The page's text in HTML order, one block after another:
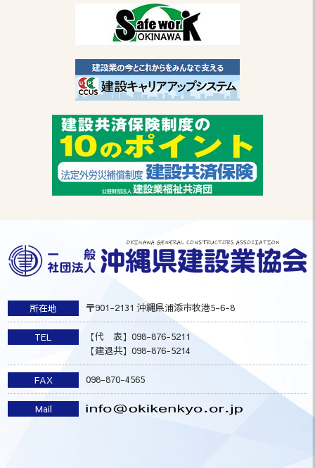
所在地 〒901-2131 沖縄県浦添市牧港5-6-8
TEL
【代 表】098-876-5211
【建退共】098-876-5214
FAX 098-870-4565
Mail